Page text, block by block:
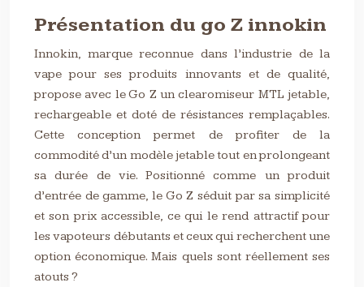
Présentation du go Z innokin
Innokin, marque reconnue dans l’industrie de la
vape pour ses produits innovants et de qualité,
propose avec le Go Z un clearomiseur MTL jetable,
rechargeable et doté de résistances remplaçables.
Cette conception permet de profiter de la
commodité d’un modèle jetable tout en prolongeant
sa durée de vie. Positionné comme un produit
d’entrée de gamme, le Go Z séduit par sa simplicité
et son prix accessible, ce qui le rend attractif pour
les vapoteurs débutants et ceux qui recherchent une
option économique. Mais quels sont réellement ses
atouts ?